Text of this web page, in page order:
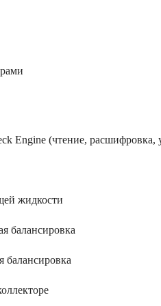
Engine (чтение, расшифровка,
жидкости
балансировка
балансировка